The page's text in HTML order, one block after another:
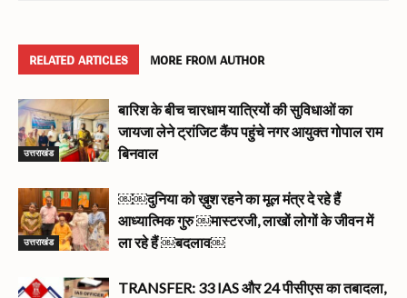
RELATED ARTICLES MORE FROM AUTHOR
उत्तराखंड
बारिश के बीच चारधाम यात्रियों की सुविधाओं का
जायजा लेने ट्रांजिट कैंप पहुंचे नगर आयुक्त गोपाल राम
बिनवाल
उत्तराखंड
￼￼दुनिया को ख़ुश रहने का मूल मंत्र दे रहे हैं
आध्यात्मिक गुरु ￼मास्टरजी, लाखों लोगों के जीवन में
ला रहे हैं ￼बदलाव￼
TRANSFER: 33 IAS और 24 पीसीएस का तबादला,